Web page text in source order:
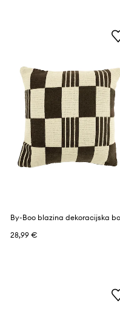
28,99 €